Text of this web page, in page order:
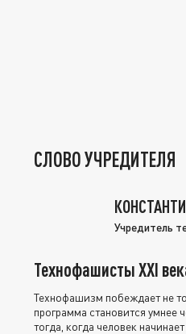
СЛОВО УЧРЕДИТЕЛЯ
Учредитель
Технофашисты XXI
Технофашизм побеждает не
программа становится умнее
тогда, когда человек